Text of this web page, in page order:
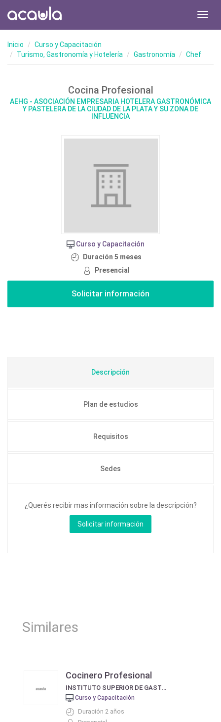
Inicio
Curso y Capacitación
Turismo, Gastronomía y Hotelería
Gastronomía Chef
Cocina Profesional
AEHG - ASOCIACIÓN EMPRESARIA HOTELERA GASTRONÓMICA
Y PASTELERA DE LA CIUDAD DE LA PLATA Y SU ZONA DE
INFLUENCIA
Curso y Capacitación
Duración 5 meses
Presencial
Descripción
Plan de estudios
Requisitos
Sedes
¿Querés recibir mas información sobre la descripción?
Similares
Cocinero Profesional
INSTITUTO SUPERIOR DE GASTRONOMÍA Y HOTELERÍA DE LA PATAGONIA - N° 1815
Curso y Capacitación
Duración 2 años